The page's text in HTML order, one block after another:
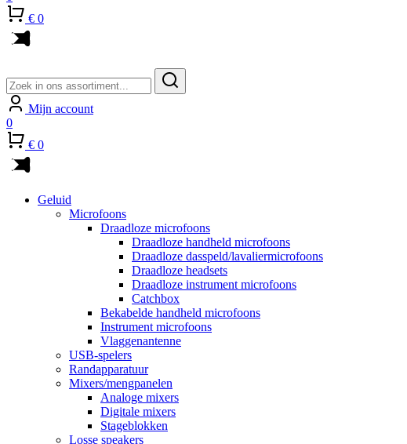
€ 0
naar:
Mijn account
0
€ 0
Geluid
Microfoons
Draadloze microfoons
Draadloze handheld microfoons
Draadloze dasspeld/lavaliermicrofoons
Draadloze headsets
Draadloze instrument microfoons
Catchbox
Bekabelde handheld microfoons
Instrument microfoons
Vlaggenantenne
USB-spelers
Randapparatuur
Mixers/mengpanelen
Analoge mixers
Digitale mixers
Stageblokken
Losse speakers